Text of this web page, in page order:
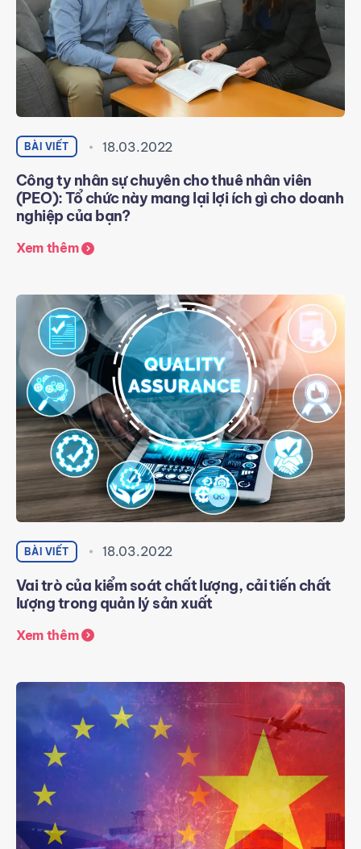
BÀI VIẾT 18.03.2022
Công ty nhân sự chuyên cho thuê nhân viên
(PEO): Tổ chức này mang lại lợi ích gì cho doanh
nghiệp của bạn?
Xem thêm
BÀI VIẾT 18.03.2022
Vai trò của kiểm soát chất lượng, cải tiến chất
lượng trong quản lý sản xuất
Xem thêm